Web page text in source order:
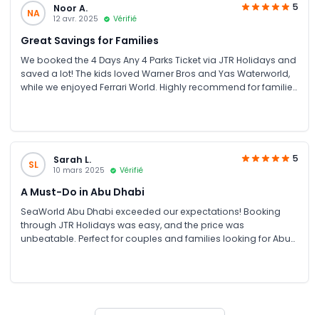
NA Noor A.
12 avr. 2025 Vérifié
5
Great Savings for Families
We booked the 4 Days Any 4 Parks Ticket via JTR Holidays and
saved a lot! The kids loved Warner Bros and Yas Waterworld,
while we enjoyed Ferrari World. Highly recommend for families
SL Sarah L.
10 mars 2025 Vérifié
5
A Must-Do in Abu Dhabi
SeaWorld Abu Dhabi exceeded our expectations! Booking
through JTR Holidays was easy, and the price was
unbeatable. Perfect for couples and families looking for Abu